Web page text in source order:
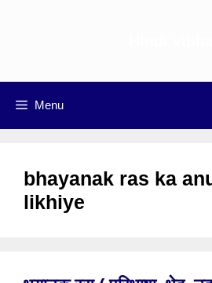
Menu
bhayanak ras ka
likhiye